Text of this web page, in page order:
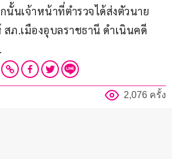
นั้นเจ้าหน้าที่ตำรวจได้ส่งตัวนาย
ภ.เมืองอุบลราชธานี ดำเนินคดี
2,076 ครั้ง